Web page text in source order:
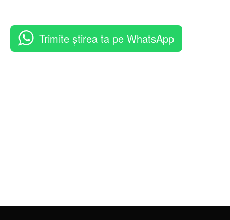
Trimite știrea ta pe WhatsApp